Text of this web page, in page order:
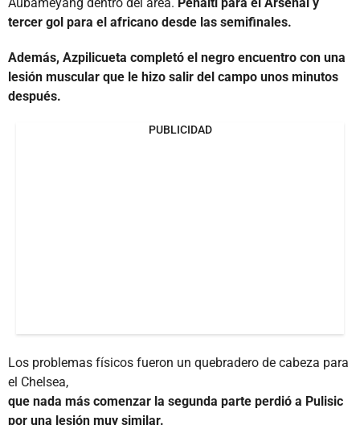
tercer gol para el africano desde las semifinales.
Además, Azpilicueta completó el negro encuentro con una
lesión muscular que le hizo salir del campo unos minutos
después.
PUBLICIDAD
Los problemas físicos fueron un quebradero de cabeza para
el Chelsea,
que nada más comenzar la segunda parte perdió a Pulisic
por una lesión muy similar.